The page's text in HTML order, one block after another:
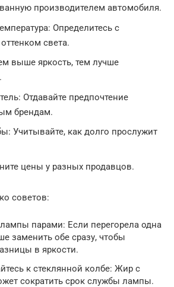
производителем автомобиля.
Определитесь с
света.
выше яркость, тем лучше
Отдавайте предпочтение
брендам.
Учитывайте, как долго прослужит
цены у разных продавцов.
советов:
парами: Если перегорела одна
заменить обе сразу, чтобы
в яркости.
к стеклянной колбе: Жир с
сократить срок службы лампы.